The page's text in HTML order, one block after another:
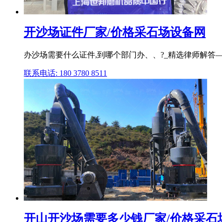
开沙场证件厂家/价格采石场设备网
办沙场需要什么证件,到哪个部门办、、?_精选律师解
联系电话: 180 3780 8511
开山开沙场需要多少钱厂家/价格采石